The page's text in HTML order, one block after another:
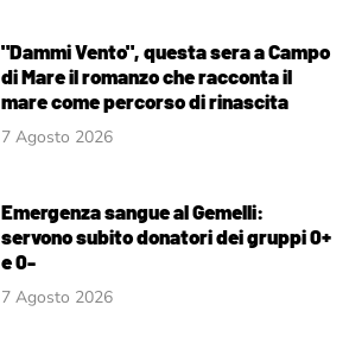
"Dammi Vento", questa sera a Campo
di Mare il romanzo che racconta il
mare come percorso di rinascita
7 Agosto 2026
Emergenza sangue al Gemelli:
servono subito donatori dei gruppi 0+
e 0-
7 Agosto 2026